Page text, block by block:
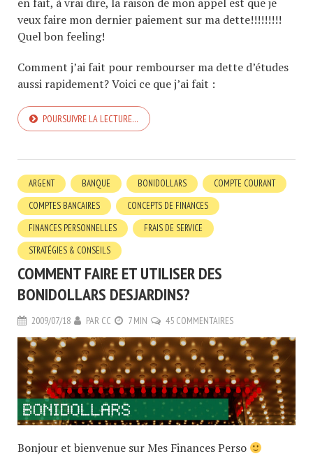
veux faire mon dernier paiement sur ma dette!!!!!!!!!
Quel bon feeling!
Comment j’ai fait pour rembourser ma dette d’études
aussi rapidement? Voici ce que j’ai fait :
POURSUIVRE LA LECTURE…
ARGENT BANQUE BONIDOLLARS
COMPTE COURANT
COMPTES BANCAIRES
CONCEPTS DE FINANCES
FINANCES PERSONNELLES
FRAIS DE SERVICE
STRATÉGIES & CONSEILS
COMMENT FAIRE ET UTILISER DES
BONIDOLLARS DESJARDINS?
2009/07/18 PAR CC 7 MIN 45 COMMENTAIRES
Bonjour et bienvenue sur Mes Finances Perso